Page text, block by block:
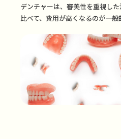
デンチャーは、審美性を重視し
比べて、費用が高くなるのが一般